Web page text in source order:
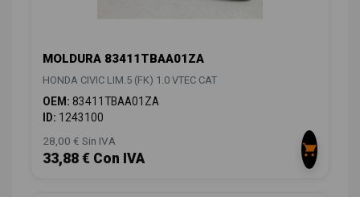
MOLDURA 83411TBAA01ZA
HONDA CIVIC LIM.5 (FK) 1.0 VTEC CAT
OEM: 83411TBAA01ZA
ID: 1243100
28,00 € Sin IVA
33,88 € Con IVA